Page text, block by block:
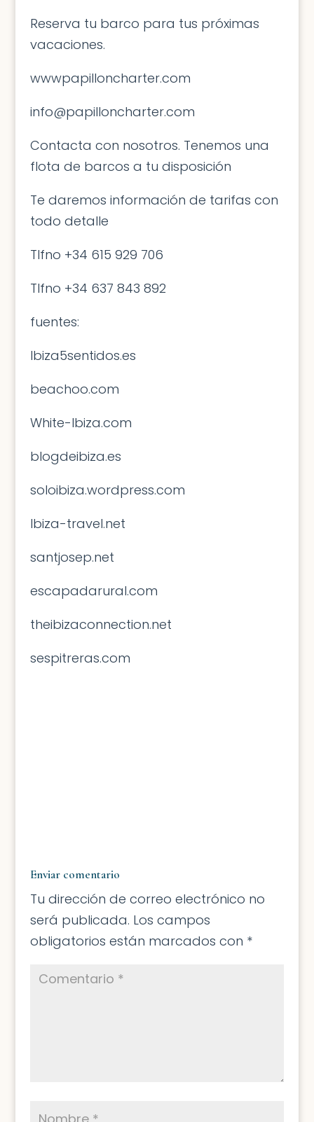
Reserva tu barco para tus próximas
vacaciones.
wwwpapilloncharter.com
info@papilloncharter.com
Contacta con nosotros. Tenemos una
flota de barcos a tu disposición
Te daremos información de tarifas con
todo detalle
Tlfno +34 615 929 706
Tlfno +34 637 843 892
fuentes:
Ibiza5sentidos.es
beachoo.com
White-Ibiza.com
blogdeibiza.es
soloibiza.wordpress.com
Ibiza-travel.net
santjosep.net
escapadarural.com
theibizaconnection.net
sespitreras.com
Enviar comentario
Tu dirección de correo electrónico no
será publicada. Los campos
obligatorios están marcados con *